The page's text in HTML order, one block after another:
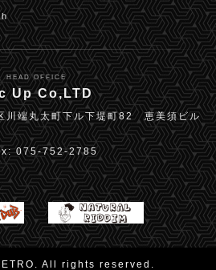
HEAD OFFICE
Up Co,LTD
川端丸太町下ル下堤町82 恵美須ビル
075-752-2785
All rights reserved.